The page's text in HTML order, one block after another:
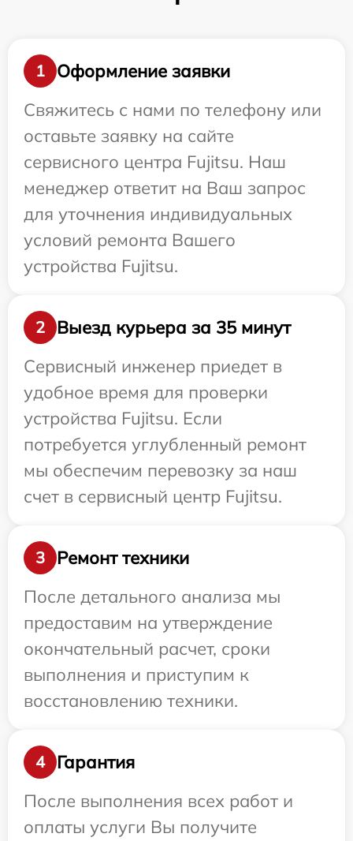
1
Оформление заявки
Свяжитесь с нами по телефону или
оставьте заявку на сайте
сервисного центра Fujitsu. Наш
менеджер ответит на Ваш запрос
для уточнения индивидуальных
условий ремонта Вашего
устройства Fujitsu.
2
Выезд курьера за 35 минут
Сервисный инженер приедет в
удобное время для проверки
устройства Fujitsu. Если
потребуется углубленный ремонт
мы обеспечим перевозку за наш
счет в сервисный центр Fujitsu.
3
Ремонт техники
После детального анализа мы
предоставим на утверждение
окончательный расчет, сроки
выполнения и приступим к
восстановлению техники.
4
Гарантия
После выполнения всех работ и
оплаты услуги Вы получите